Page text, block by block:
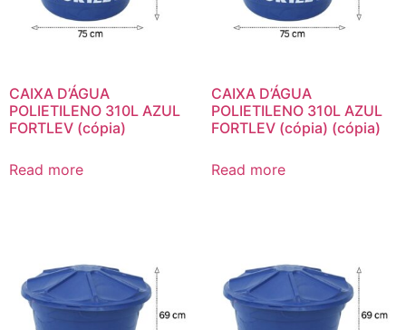
CAIXA D’ÁGUA
POLIETILENO 310L AZUL
FORTLEV (cópia)
Read more
CAIXA D’ÁGUA
POLIETILENO 310L AZUL
FORTLEV (cópia) (cópia)
Read more